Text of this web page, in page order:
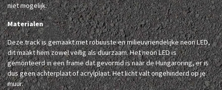
niet mogelijk.
Materialen
Deze track is gemaakt met robuuste en milieuvriendelijke neon LED,
dit maakt hem zowel veilig als duurzaam. Het neon LED is
gemonteerd in een frame dat gevormd is naar de Hungaroring, er is
dus geen achterplaat of acrylplaat. Het licht valt ongehinderd op je
muur.